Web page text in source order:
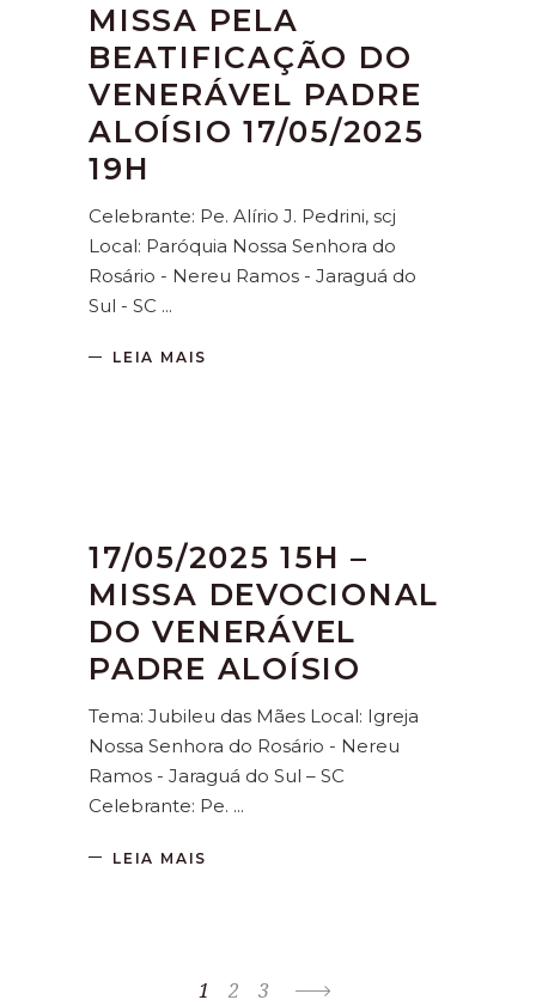
MISSA PELA
BEATIFICAÇÃO DO
VENERÁVEL PADRE
ALOÍSIO 17/05/2025
19H
Celebrante: Pe. Alírio J. Pedrini, scj
Local: Paróquia Nossa Senhora do
Rosário - Nereu Ramos - Jaraguá do
Sul - SC
LEIA MAIS
17/05/2025 15H –
MISSA DEVOCIONAL
DO VENERÁVEL
PADRE ALOÍSIO
Tema: Jubileu das Mães Local: Igreja
Nossa Senhora do Rosário - Nereu
Ramos - Jaraguá do Sul – SC
Celebrante: Pe.
LEIA MAIS
1 2 3